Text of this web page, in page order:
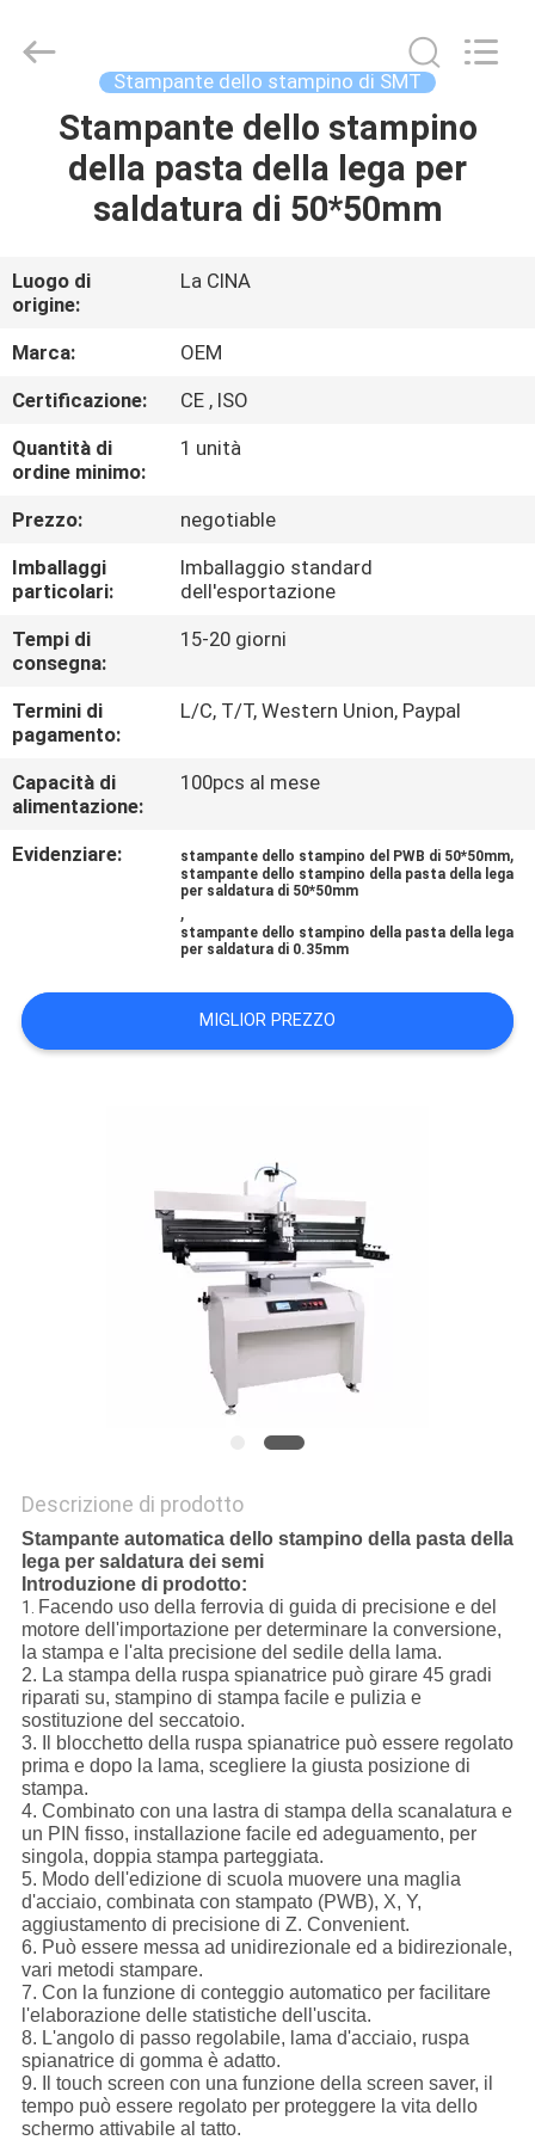
CASA
PRODOTTI
CIRCA
NOI
GIRO
DELLA
FABBRICA
CONTROLLO
DI
QUALITÀ
CONTATTICI
NOTIZIE
RICHIEDA
MAPPA
DEL
Enterprise
Management
Stampante dello stampino di SMT
Stampante dello stampino
della pasta della lega per
saldatura di 50*50mm
Luogo di
origine:
La CINA
Marca:
OEM
Certificazione:
CE , ISO
Quantità di
ordine minimo:
1 unità
Prezzo:
negotiable
Imballaggi
particolari:
Imballaggio standard
dell'esportazione
Tempi di
consegna:
15-20 giorni
Termini di
pagamento:
L/C, T/T, Western Union, Paypal
Capacità di
alimentazione:
100pcs al mese
Evidenziare: stampante dello stampino del PWB di 50*50mm,
stampante dello stampino della pasta della lega
per saldatura di 50*50mm
,
stampante dello stampino della pasta della lega
per saldatura di 0.35mm
MIGLIOR PREZZO
Descrizione di prodotto
Stampante automatica dello stampino della pasta della
lega per saldatura dei semi
Introduzione di prodotto:
1. Facendo uso della ferrovia di guida di precisione e del
motore dell'importazione per determinare la conversione,
la stampa e l'alta precisione del sedile della lama.
2. La stampa della ruspa spianatrice può girare 45 gradi
riparati su, stampino di stampa facile e pulizia e
sostituzione del seccatoio.
3. Il blocchetto della ruspa spianatrice può essere regolato
prima e dopo la lama, scegliere la giusta posizione di
stampa.
4. Combinato con una lastra di stampa della scanalatura e
un PIN fisso, installazione facile ed adeguamento, per
singola, doppia stampa parteggiata.
5. Modo dell'edizione di scuola muovere una maglia
d'acciaio, combinata con stampato (PWB), X, Y,
aggiustamento di precisione di Z. Convenient.
6. Può essere messa ad unidirezionale ed a bidirezionale,
vari metodi stampare.
7. Con la funzione di conteggio automatico per facilitare
l'elaborazione delle statistiche dell'uscita.
8. L'angolo di passo regolabile, lama d'acciaio, ruspa
spianatrice di gomma è adatto.
9. Il touch screen con una funzione della screen saver, il
tempo può essere regolato per proteggere la vita dello
schermo attivabile al tatto.